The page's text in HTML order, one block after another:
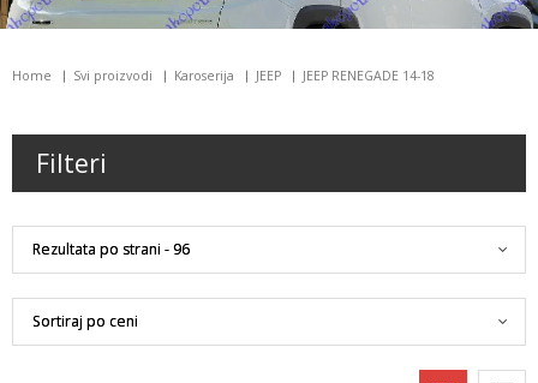
Home Svi proizvodi Karoserija JEEP JEEP RENEGADE 14-18
Filteri